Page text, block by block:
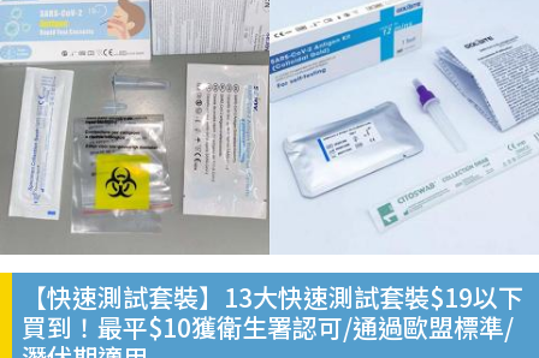
【快速測試套裝】13大快速測試套裝$19以下
買到！最平$10獲衛生署認可/通過歐盟標準/